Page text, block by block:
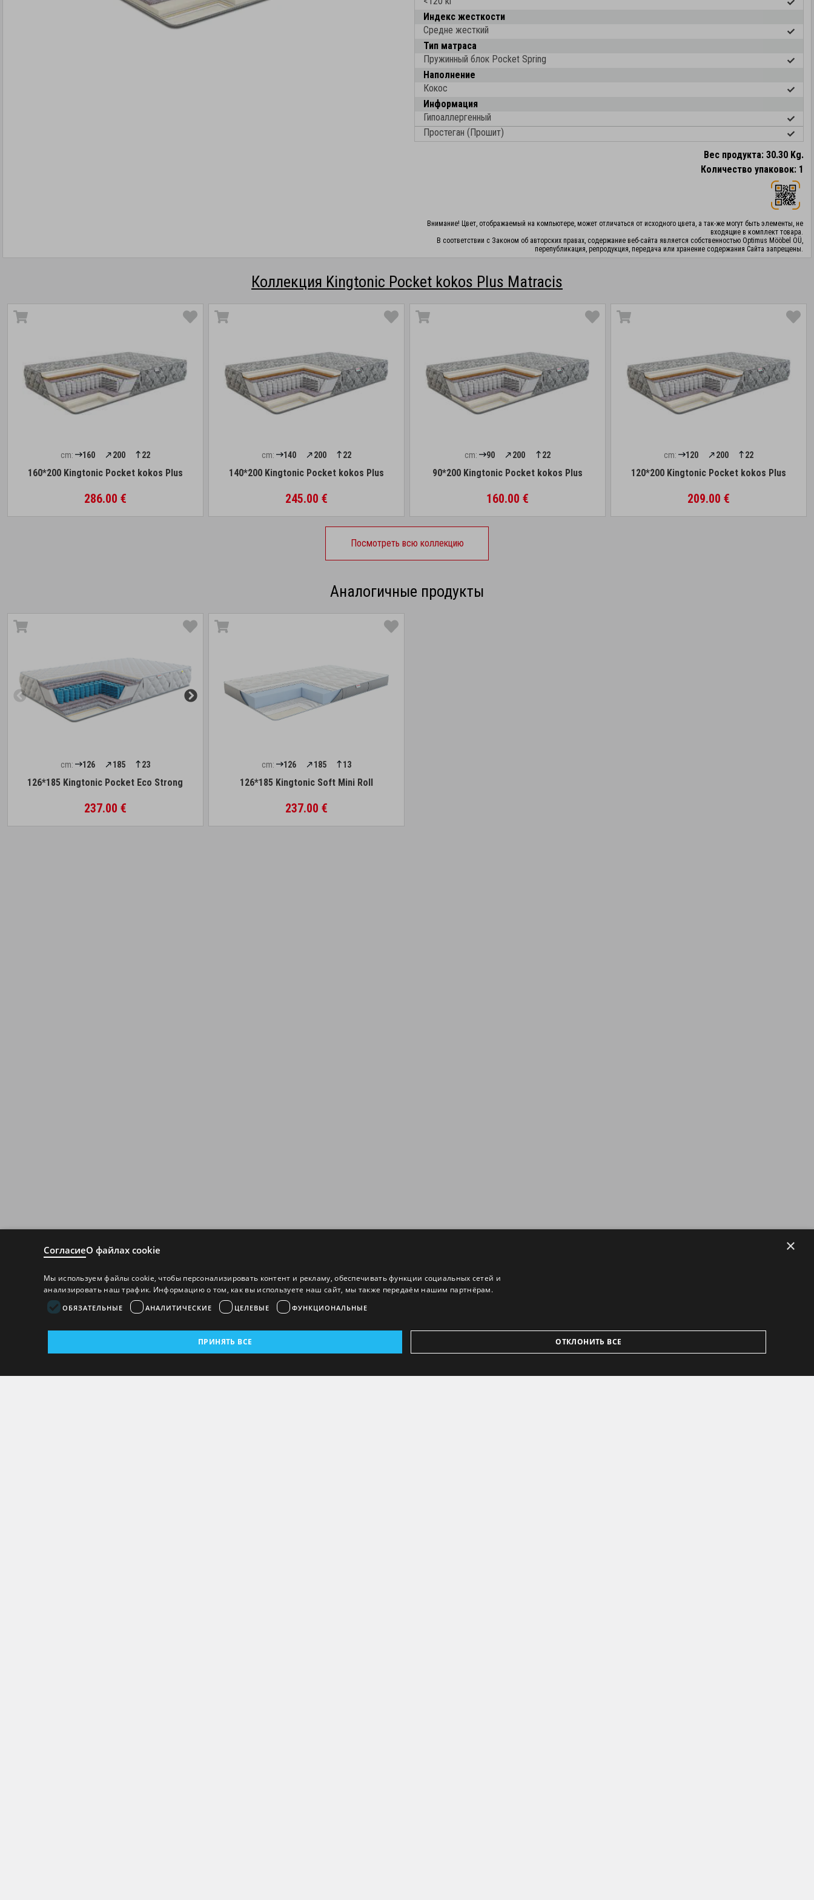
Индекс жесткости
Средне жесткий
Тип матраса
Пружинный блок Pocket Spring
Наполнение
Кокос
Информация
Гипоаллергенный
Простеган (Прошит)
Вес продукта: 30.30 Kg.
Количество упаковок: 1
Внимание! Цвет, отображаемый на компьютере, может отличаться от исходного цвета, а так-же могут быть элементы, не
входящие в комплект товара.
В соответствии с Законом об авторских правах, содержание веб-сайта является собственностью Optimus Mööbel OÜ,
перепубликация, репродукция, передача или хранение содержания Сайта запрещены.
Коллекция Kingtonic Pocket kokos Plus Matracis
cm: 160 200 22
160*200 Kingtonic Pocket kokos Plus
286.00 €
cm: 140 200 22
140*200 Kingtonic Pocket kokos Plus
245.00 €
cm: 90 200 22
90*200 Kingtonic Pocket kokos Plus
160.00 €
cm: 120 200 22
120*200 Kingtonic Pocket kokos Plus
209.00 €
Посмотреть всю коллекцию
Аналогичные продукты
cm: 126 185 23
126*185 Kingtonic Pocket Eco Strong
237.00 €
cm: 126 185 13
126*185 Kingtonic Soft Mini Roll
237.00 €
×
СогласиеО файлах cookie
Мы используем файлы cookie, чтобы персонализировать контент и рекламу, обеспечивать функции социальных сетей и
анализировать наш трафик. Информацию о том, как вы используете наш сайт, мы также передаём нашим партнёрам.
ОБЯЗАТЕЛЬНЫЕ АНАЛИТИЧЕСКИЕ ЦЕЛЕВЫЕ ФУНКЦИОНАЛЬНЫЕ
ПРИНЯТЬ ВСЕ ОТКЛОНИТЬ ВСЕ